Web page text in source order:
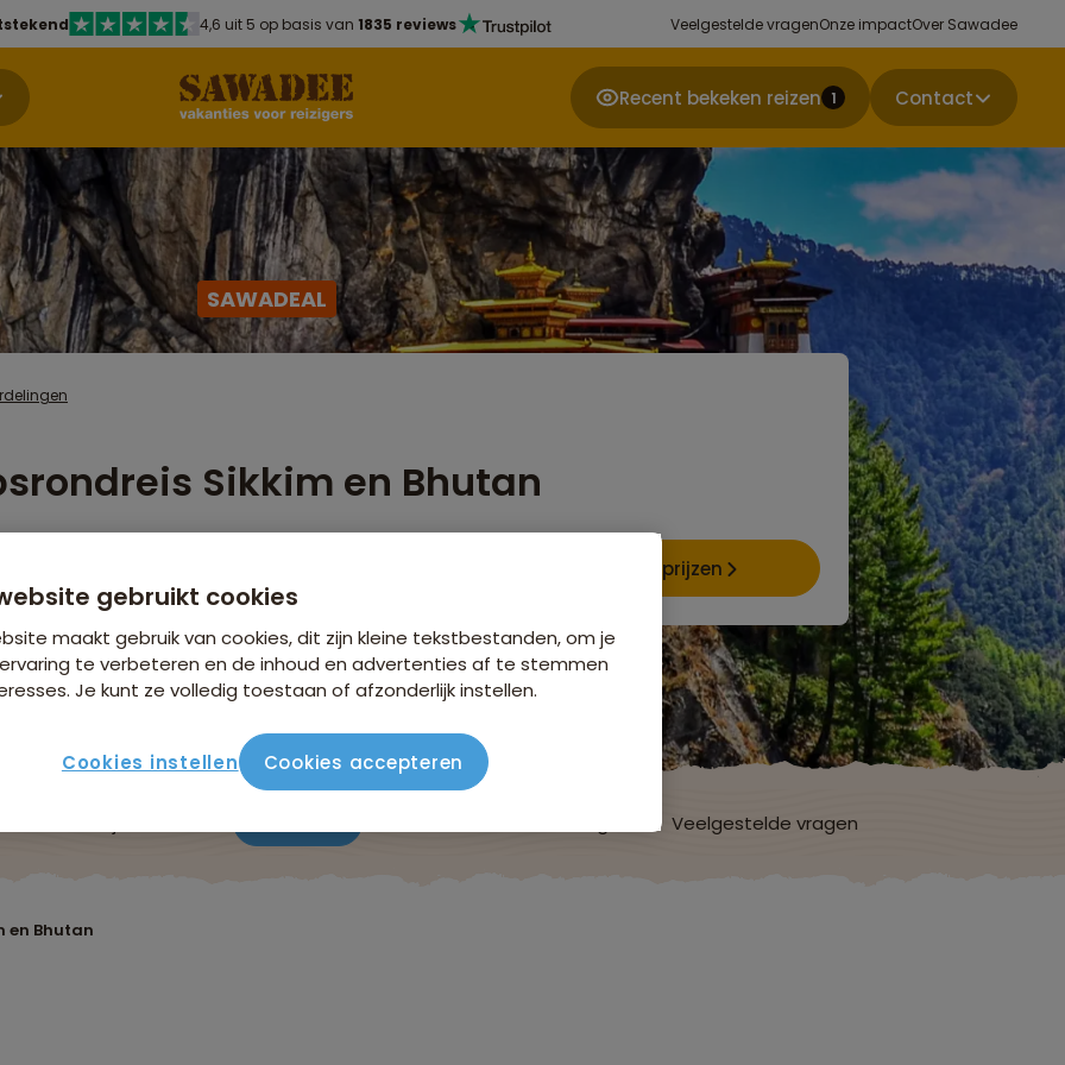
4,6 uit 5 op basis van 1835 reviews Veelgestelde vragenOnze impactOver Sawadee
Recent bekeken reizen 1 Contact
SAWADEAL
Sikkim en Bhutan
€26,25 p.p. op basis van 2 personen
Data & prijzen
Veelgestelde vragen
en Bhutan
gebruikt cookies
maakt gebruik van cookies, dit zijn kleine tekstbestanden, om je
te verbeteren en de inhoud en advertenties af te stemmen
Je kunt ze volledig toestaan of afzonderlijk instellen.
Cookies instellen Cookies accepteren